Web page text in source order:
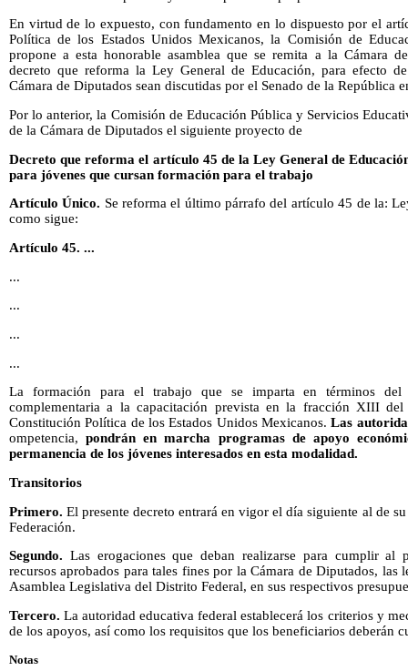
En virtud de lo expuesto, con fundamento en lo dispuesto por el
Política de los Estados Unidos Mexicanos, la Comisión de
propone a esta honorable asamblea que se remita a la Cámara
decreto que reforma la Ley General de Educación, para efecto
Cámara de Diputados sean discutidas por el Senado de la República
Por lo anterior, la Comisión de Educación Pública y Servicios
de la Cámara de Diputados el siguiente proyecto de
Decreto que reforma el artículo 45 de la Ley General de
para jóvenes que cursan formación para el trabajo
Artículo Único. Se reforma el último párrafo del artículo 45 de la:
como sigue:
Artículo 45. ...
...
...
...
...
La formación para el trabajo que se imparta en términos del
complementaria a la capacitación prevista en la fracción XIII
Constitución Política de los Estados Unidos Mexicanos.Las
ompetencia,pondrán en marcha programas de apoyo
permanencia de los jóvenes interesados en esta modalidad.
Transitorios
Primero.El presente decreto entrará en vigor el día siguiente al de
Federación.
Segundo. Las erogaciones que deban realizarse para cumplir al
recursos aprobados para tales fines por la Cámara de Diputados, las
Asamblea Legislativa del Distrito Federal, en sus respectivos
Tercero.La autoridad educativa federal establecerá los criterios y
de los apoyos, así como los requisitos que los beneficiarios deberán
Notas